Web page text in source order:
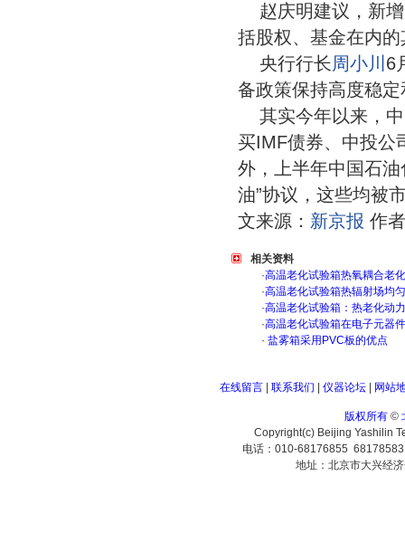
赵庆明建议，新
括股权、基金在内
央行行长周小川 6
备政策保持高度稳
其实今年以来，
买IMF债券、中投公
外，上半年中国石
油”协议，这些均被
文来源： 新京报 作
相关资料
·高温老化试验箱热氧耦合老
·高温老化试验箱热辐射场均
·高温老化试验箱：热老化动
·高温老化试验箱在电子元器
· 盐雾箱采用PVC板的优点
在线留言| 联系我们 仪器论坛| 网站
版权所有©
Copyright(c) Beijing Yashilin
电话：010-68176855
地址：北京市大兴经